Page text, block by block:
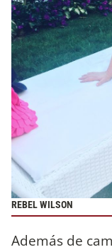
REBEL WILSON
Además de